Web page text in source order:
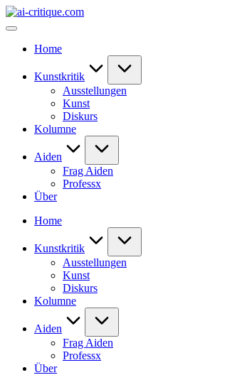
Skip
to
ai-
Home
Kunstkritik
Ausstellungen
Kunst
Diskurs
Kolumne
Aiden
Frag Aiden
Professx
Über
Home
Kunstkritik
Ausstellungen
Kunst
Diskurs
Kolumne
Aiden
Frag Aiden
Professx
Über